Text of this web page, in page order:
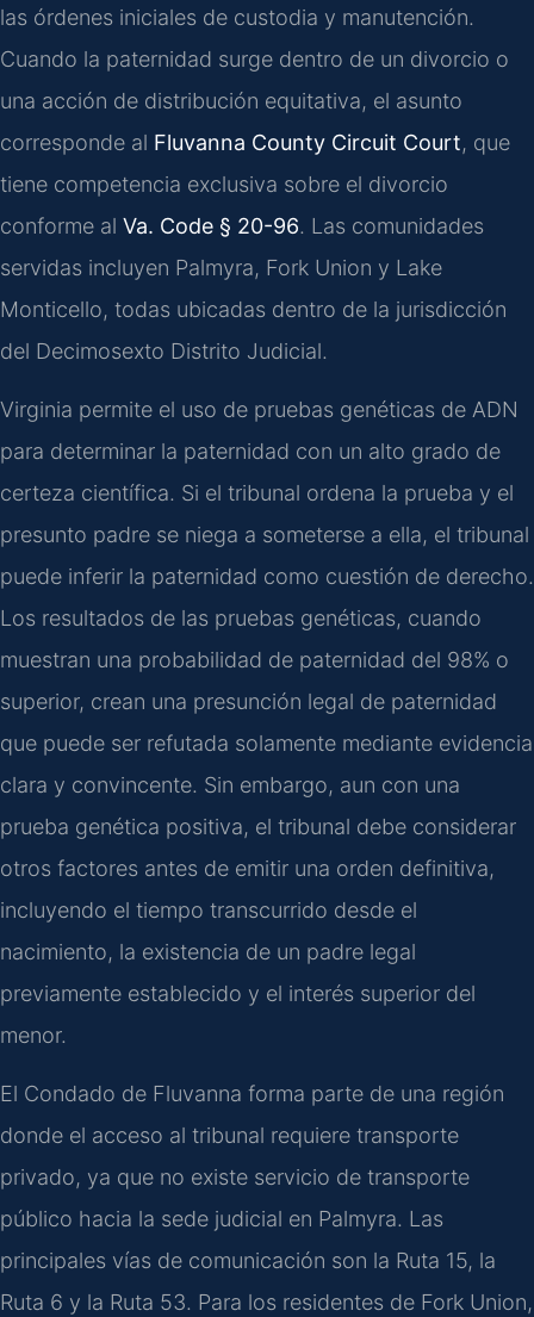
las órdenes iniciales de custodia y manutención.
Cuando la paternidad surge dentro de un divorcio o
una acción de distribución equitativa, el asunto
corresponde al Fluvanna County Circuit Court, que
tiene competencia exclusiva sobre el divorcio
conforme al Va. Code § 20-96. Las comunidades
servidas incluyen Palmyra, Fork Union y Lake
Monticello, todas ubicadas dentro de la jurisdicción
del Decimosexto Distrito Judicial.
Virginia permite el uso de pruebas genéticas de ADN
para determinar la paternidad con un alto grado de
certeza científica. Si el tribunal ordena la prueba y el
presunto padre se niega a someterse a ella, el tribunal
puede inferir la paternidad como cuestión de derecho.
Los resultados de las pruebas genéticas, cuando
muestran una probabilidad de paternidad del 98% o
superior, crean una presunción legal de paternidad
que puede ser refutada solamente mediante evidencia
clara y convincente. Sin embargo, aun con una
prueba genética positiva, el tribunal debe considerar
otros factores antes de emitir una orden definitiva,
incluyendo el tiempo transcurrido desde el
nacimiento, la existencia de un padre legal
previamente establecido y el interés superior del
menor.
El Condado de Fluvanna forma parte de una región
donde el acceso al tribunal requiere transporte
privado, ya que no existe servicio de transporte
público hacia la sede judicial en Palmyra. Las
principales vías de comunicación son la Ruta 15, la
Ruta 6 y la Ruta 53. Para los residentes de Fork Union,